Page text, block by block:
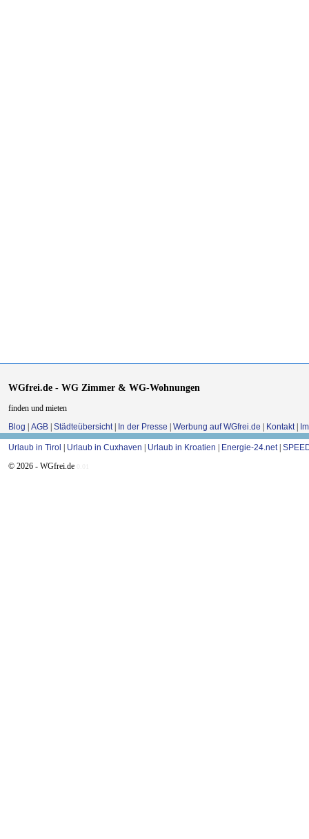
WGfrei.de - WG Zimmer & WG-Wohnungen
finden und mieten
Blog | AGB | Städteübersicht | In der Presse | Werbung auf WGfrei.de | Kontakt |
Urlaub in Tirol | Urlaub in Cuxhaven | Urlaub in Kroatien | Energie-24.net|
© 2026 - WGfrei.de